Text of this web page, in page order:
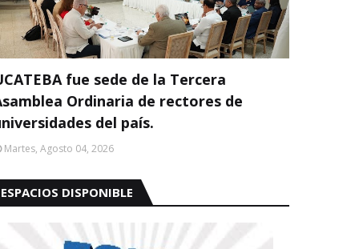
fue sede de la Tercera
Ordinaria de rectores de
del país.
Martes, Agosto 04, 2026
ESPACIOS DISPONIBLE